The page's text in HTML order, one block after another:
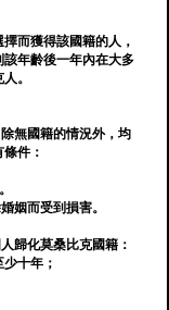
而獲得該國籍的人，
年齡後一年內在大多
。
無國籍的情況外，均
件：
姻而受到損害。
歸化莫桑比克國籍：
十年；